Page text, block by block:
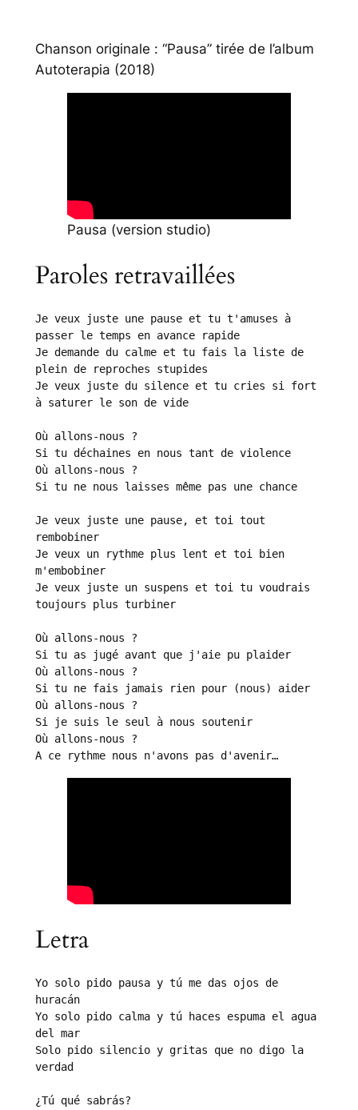
Chanson originale : “Pausa” tirée de l’album
Autoterapia (2018)
Pausa (version studio)
Paroles retravaillées
Je veux juste une pause et tu t'amuses à
passer le temps en avance rapide
Je demande du calme et tu fais la liste de
plein de reproches stupides
Je veux juste du silence et tu cries si fort
à saturer le son de vide
Où allons-nous ?
Si tu déchaines en nous tant de violence
Où allons-nous ?
Si tu ne nous laisses même pas une chance
Je veux juste une pause, et toi tout
rembobiner
Je veux un rythme plus lent et toi bien
m'embobiner
Je veux juste un suspens et toi tu voudrais
toujours plus turbiner
Où allons-nous ?
Si tu as jugé avant que j'aie pu plaider
Où allons-nous ?
Si tu ne fais jamais rien pour (nous) aider
Où allons-nous ?
Si je suis le seul à nous soutenir
Où allons-nous ?
A ce rythme nous n'avons pas d'avenir…
Letra
Yo solo pido pausa y tú me das ojos de
huracán
Yo solo pido calma y tú haces espuma el agua
del mar
Solo pido silencio y gritas que no digo la
verdad
¿Tú qué sabrás?